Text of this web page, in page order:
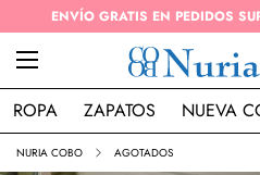
ENVÍO GRATIS EN PEDIDOS
ROPA ZAPATOS NUEVA
NURIA COBO AGOTADOS